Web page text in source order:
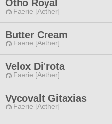
Otho Royal
Faerie [Aether]
Butter Cream
Faerie [Aether]
Velox Di'rota
Faerie [Aether]
Vycovalt Gitaxias
Faerie [Aether]